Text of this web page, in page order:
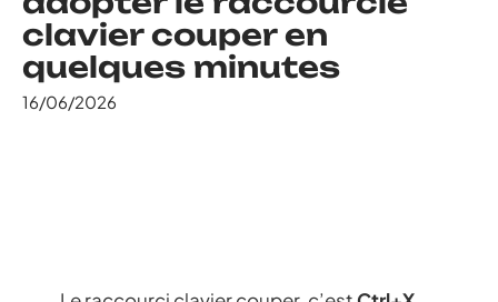
clavier couper en
quelques minutes
16/06/2026